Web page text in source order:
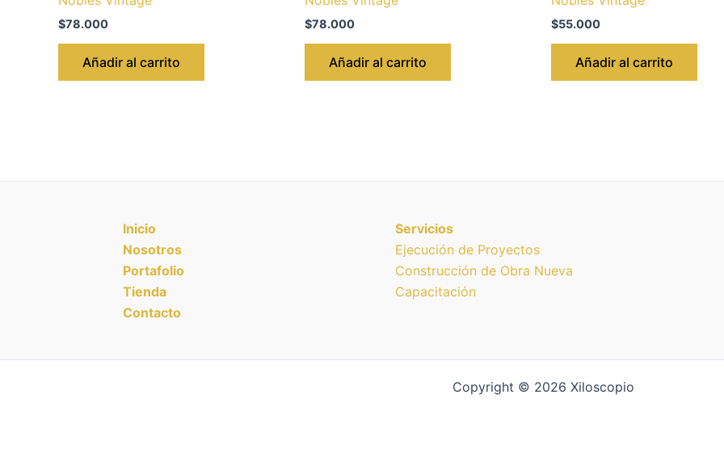
$78.000
Añadir al carrito
$78.000
Añadir al carrito
$55.000
Añadir al carrito
Inicio
Nosotros
Portafolio
Tienda
Contacto
Servicios
Ejecución de Proyectos
Construcción de Obra Nueva
Capacitación
Copyright © 2026 Xiloscopio